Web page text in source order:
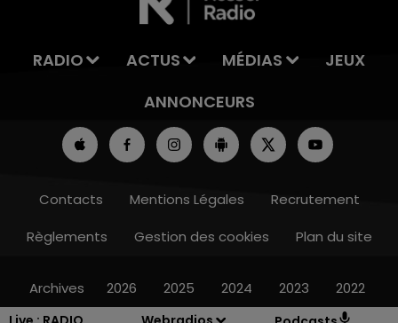
RADIO ACTUS MÉDIAS
JEUX
ANNONCEURS
Contacts Mentions Légales
Recrutement
Règlements
Gestion des cookies Plan du site
Archives 2026 2025 2024 2023 2022